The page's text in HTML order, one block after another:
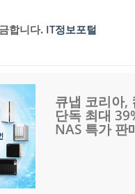
합니다. IT정보포털
큐냅 코리아,
단독 최대
NAS 특가 판